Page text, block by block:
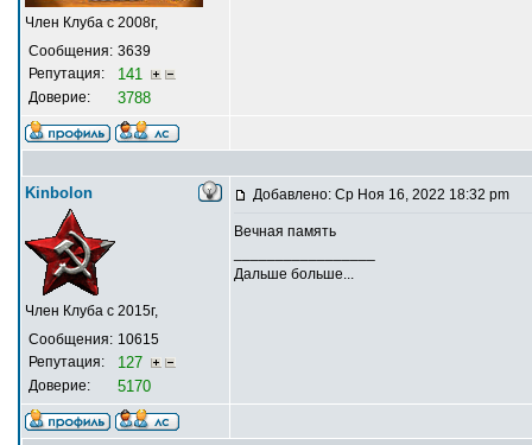
Член Клуба с 2008г,
Сообщения: 3639
Репутация:
141
Доверие: 3788
Kinbolon
Член Клуба с 2015г,
Сообщения: 10615
Репутация:
127
Доверие: 5170
Добавлено: Ср Ноя 16, 2022 18:32 pm
Вечная память
Дальше больше...